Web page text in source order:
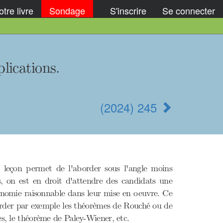
livre Sondage S'inscrire Se connecter
(2024) 245
permet de l'aborder sous l'angle moins
on est en droit d'attendre des candidats une
raisonnable dans leur mise en oeuvre. Ce
par exemple les théorèmes de Rouché ou de
le théorème de Paley-Wiener, etc.